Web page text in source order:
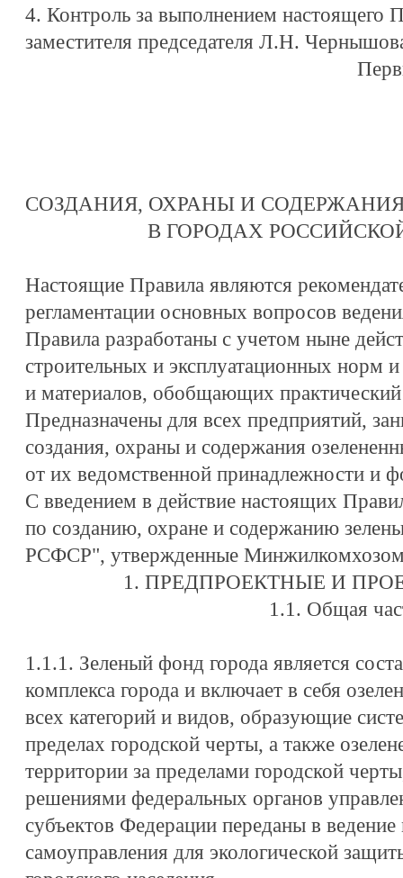
4. Контроль за выполнением настоящего
заместителя председателя Л.Н.
СОЗДАНИЯ, ОХРАНЫ И
В ГОРОДАХ
Настоящие Правила являются
регламентации основных вопросов
Правила разработаны с учетом ныне
строительных и эксплуатационных норм
и материалов, обобщающих
Предназначены для всех предприятий,
создания, охраны и содержания
от их ведомственной принадлежности и
С введением в действие настоящих
по созданию, охране и содержанию
РСФСР", утвержденные Минжилкомхозом
1. ПРЕДПРОЕКТНЫЕ И
1.1. Общая
1.1.1. Зеленый фонд города является
комплекса города и включает в себя
всех категорий и видов, образующие
пределах городской черты, а также
территории за пределами городской
решениями федеральных органов
субъектов Федерации переданы в ведение
самоуправления для экологической